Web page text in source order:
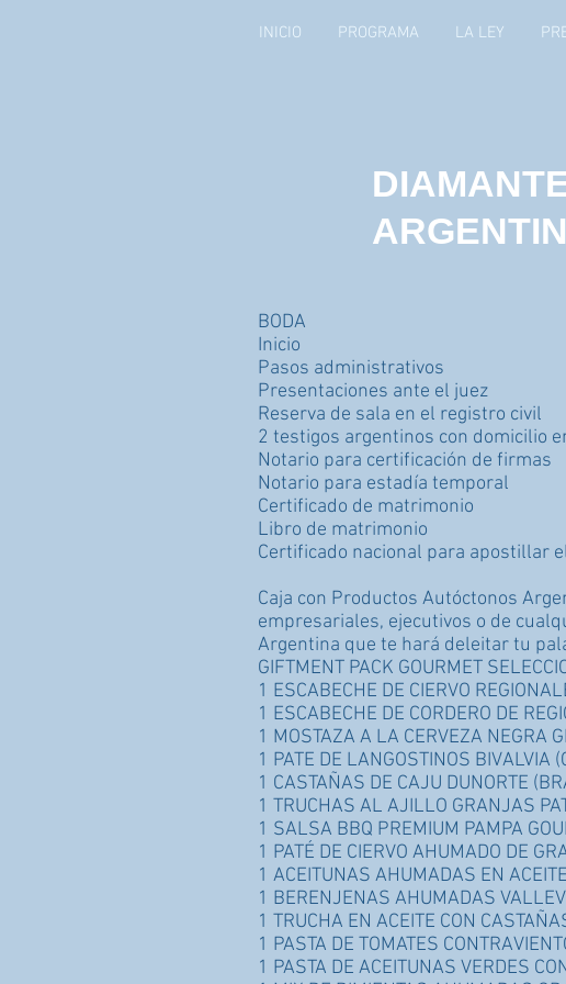
INICIO PROGRAMA LA LEY
BODA
Inicio
Pasos administrativos
Presentaciones ante el juez
Reserva de sala en el registro civil
2 testigos argentinos con domicilio
Notario para certificación de firmas
Notario para estadía temporal
Certificado de matrimonio
Libro de matrimonio
Certificado nacional para apostillar
Caja con Productos Autóctonos
empresariales, ejecutivos o de
Argentina que te hará deleitar tu
GIFTMENT PACK GOURMET
1 ESCABECHE DE CIERVO
1 ESCABECHE DE CORDERO DE
1 MOSTAZA A LA CERVEZA NEGRA
1 PATE DE LANGOSTINOS BIVALVIA
1 CASTAÑAS DE CAJU DUNORTE
1 TRUCHAS AL AJILLO GRANJAS
1 SALSA BBQ PREMIUM PAMPA
1 PATÉ DE CIERVO AHUMADO DE
1 ACEITUNAS AHUMADAS EN
1 BERENJENAS AHUMADAS
1 TRUCHA EN ACEITE CON
1 PASTA DE TOMATES
1 PASTA DE ACEITUNAS VERDES